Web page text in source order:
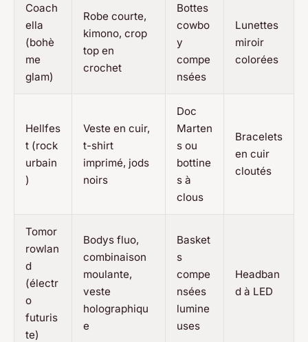
Coach
ella
(bohè
me
glam)
Robe courte,
kimono, crop
top en
crochet
Bottes
cowbo
y
compe
nsées
Lunettes
miroir
colorées
Hellfes
t (rock
urbain
)
Veste en cuir,
t-shirt
imprimé, jods
noirs
Doc
Marten
s ou
bottine
s à
clous
Bracelets
en cuir
cloutés
Tomor
rowlan
d
(électr
o
futuris
te)
Bodys fluo,
combinaison
moulante,
veste
holographiqu
e
Basket
s
compe
nsées
lumine
uses
Headban
d à LED